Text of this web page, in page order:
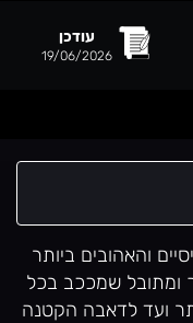
עודכן
19/06/2026
והאהובים ביותר
ומתובל שמככב בכל
ועד לדאבה הקטנה